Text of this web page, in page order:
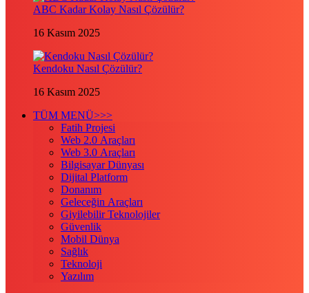
ABC Kadar Kolay Nasıl Çözülür?
16 Kasım 2025
Kendoku Nasıl Çözülür?
16 Kasım 2025
TÜM MENÜ>>>
Fatih Projesi
Web 2.0 Araçları
Web 3.0 Araçları
Bilgisayar Dünyası
Dijital Platform
Donanım
Geleceğin Araçları
Giyilebilir Teknolojiler
Güvenlik
Mobil Dünya
Sağlık
Teknoloji
Yazılım